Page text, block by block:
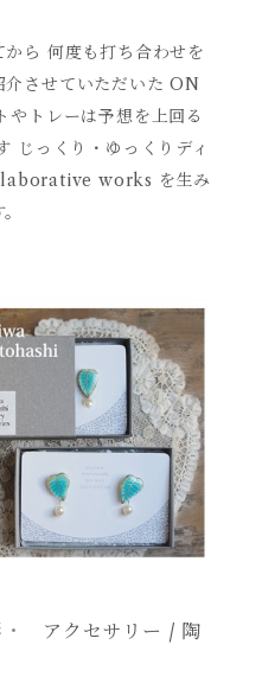
ら 何度も打ち合わせを
介させていただいた ON
トレーは予想を上回る
じっくり・ゆっくりディ
works を生み
・
アクセサリー / 陶